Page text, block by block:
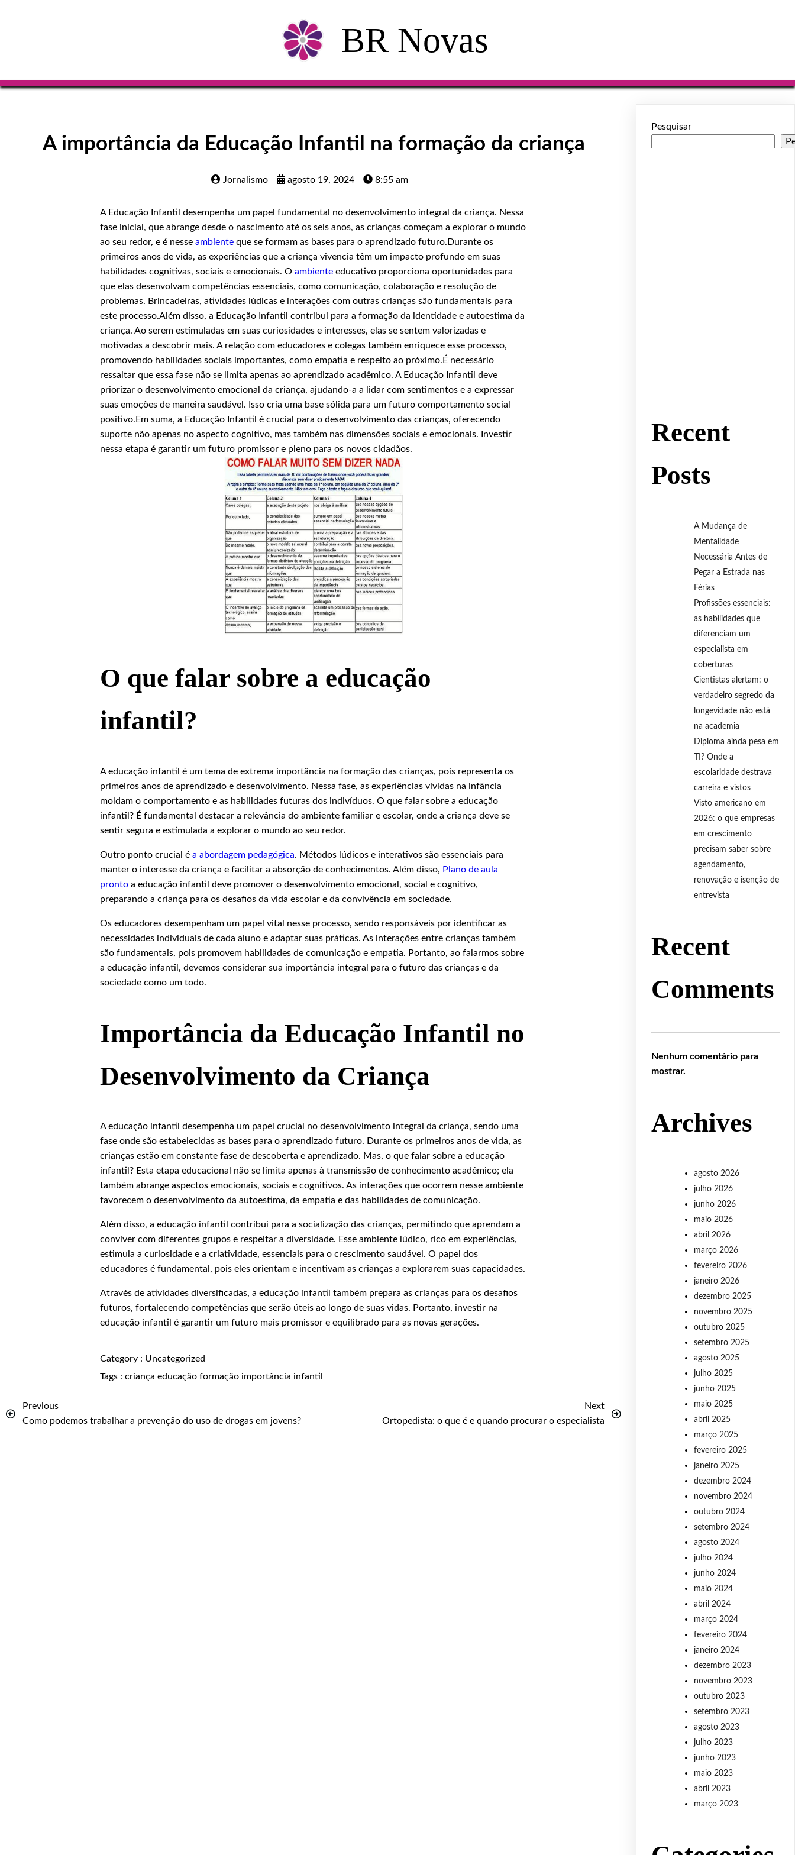
BR Novas
A importância da Educação Infantil na formação da criança
Jornalismo agosto 19, 2024 8:55 am
A Educação Infantil desempenha um papel fundamental no desenvolvimento integral da criança. Nessa
fase inicial, que abrange desde o nascimento até os seis anos, as crianças começam a explorar o mundo
ao seu redor, e é nesseambiente que se formam as bases para o aprendizado futuro.Durante os
primeiros anos de vida, as experiências que a criança vivencia têm um impacto profundo em suas
habilidades cognitivas, sociais e emocionais. Oambiente educativo proporciona oportunidades para
que elas desenvolvam competências essenciais, como comunicação, colaboração e resolução de
problemas. Brincadeiras, atividades lúdicas e interações com outras crianças são fundamentais para
este processo.Além disso, a Educação Infantil contribui para a formação da identidade e autoestima da
criança. Ao serem estimuladas em suas curiosidades e interesses, elas se sentem valorizadas e
motivadas a descobrir mais. A relação com educadores e colegas também enriquece esse processo,
promovendo habilidades sociais importantes, como empatia e respeito ao próximo.É necessário
ressaltar que essa fase não se limita apenas ao aprendizado acadêmico. A Educação Infantil deve
priorizar o desenvolvimento emocional da criança, ajudando-a a lidar com sentimentos e a expressar
suas emoções de maneira saudável. Isso cria uma base sólida para um futuro comportamento social
positivo.Em suma, a Educação Infantil é crucial para o desenvolvimento das crianças, oferecendo
suporte não apenas no aspecto cognitivo, mas também nas dimensões sociais e emocionais. Investir
nessa etapa é garantir um futuro promissor e pleno para os novos cidadãos.
O que falar sobre a educação
infantil?
A educação infantil é um tema de extrema importância na formação das crianças, pois representa os
primeiros anos de aprendizado e desenvolvimento. Nessa fase, as experiências vividas na infância
moldam o comportamento e as habilidades futuras dos indivíduos. O que falar sobre a educação
infantil? É fundamental destacar a relevância do ambiente familiar e escolar, onde a criança deve se
sentir segura e estimulada a explorar o mundo ao seu redor.
Outro ponto crucial éa abordagem pedagógica. Métodos lúdicos e interativos são essenciais para
manter o interesse da criança e facilitar a absorção de conhecimentos. Além disso, Plano de aula
pronto a educação infantil deve promover o desenvolvimento emocional, social e cognitivo,
preparando a criança para os desafios da vida escolar e da convivência em sociedade.
Os educadores desempenham um papel vital nesse processo, sendo responsáveis por identificar as
necessidades individuais de cada aluno e adaptar suas práticas. As interações entre crianças também
são fundamentais, pois promovem habilidades de comunicação e empatia. Portanto, ao falarmos sobre
a educação infantil, devemos considerar sua importância integral para o futuro das crianças e da
sociedade como um todo.
Importância da Educação Infantil no
Desenvolvimento da Criança
A educação infantil desempenha um papel crucial no desenvolvimento integral da criança, sendo uma
fase onde são estabelecidas as bases para o aprendizado futuro. Durante os primeiros anos de vida, as
crianças estão em constante fase de descoberta e aprendizado. Mas, o que falar sobre a educação
infantil? Esta etapa educacional não se limita apenas à transmissão de conhecimento acadêmico; ela
também abrange aspectos emocionais, sociais e cognitivos. As interações que ocorrem nesse ambiente
favorecem o desenvolvimento da autoestima, da empatia e das habilidades de comunicação.
Além disso, a educação infantil contribui para a socialização das crianças, permitindo que aprendam a
conviver com diferentes grupos e respeitar a diversidade. Esse ambiente lúdico, rico em experiências,
estimula a curiosidade e a criatividade, essenciais para o crescimento saudável. O papel dos
educadores é fundamental, pois eles orientam e incentivam as crianças a explorarem suas capacidades.
Através de atividades diversificadas, a educação infantil também prepara as crianças para os desafios
futuros, fortalecendo competências que serão úteis ao longo de suas vidas. Portanto, investir na
educação infantil é garantir um futuro mais promissor e equilibrado para as novas gerações.
Category : Uncategorized
Tags : criançaeducaçãoformação importância infantil
Previous
Como podemos trabalhar a prevenção do uso de drogas em jovens?
Next
Ortopedista: o que é e quando procurar o especialista
Pesquisar
Recent
Posts
A Mudança de
Mentalidade
Necessária Antes de
Pegar a Estrada nas
Férias
Profissões essenciais:
as habilidades que
diferenciam um
especialista em
coberturas
Cientistas alertam: o
verdadeiro segredo da
longevidade não está
na academia
Diploma ainda pesa em
TI? Onde a
escolaridade destrava
carreira e vistos
Visto americano em
2026: o que empresas
em crescimento
precisam saber sobre
agendamento,
renovação e isenção de
entrevista
Recent
Comments
Nenhum comentário para
mostrar.
Archives
agosto 2026
julho 2026
junho 2026
maio 2026
abril 2026
março 2026
fevereiro 2026
janeiro 2026
dezembro 2025
novembro 2025
outubro 2025
setembro 2025
agosto 2025
julho 2025
junho 2025
maio 2025
abril 2025
março 2025
fevereiro 2025
janeiro 2025
dezembro 2024
novembro 2024
outubro 2024
setembro 2024
agosto 2024
julho 2024
junho 2024
maio 2024
abril 2024
março 2024
fevereiro 2024
janeiro 2024
dezembro 2023
novembro 2023
outubro 2023
setembro 2023
agosto 2023
julho 2023
junho 2023
maio 2023
abril 2023
março 2023